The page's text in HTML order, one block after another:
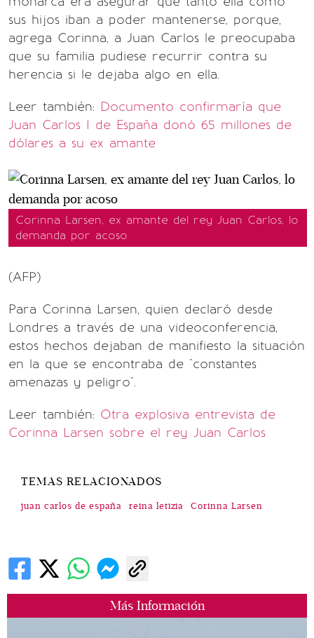
Más Información
sus hijos iban a poder mantenerse, porque,
agrega Corinna, a Juan Carlos le preocupaba
que su familia pudiese recurrir contra su
herencia si le dejaba algo en ella.
Leer también: Documento confirmaría que
Juan Carlos I de España donó 65 millones de
dólares a su ex amante
Corinna Larsen, ex amante del rey Juan Carlos, lo
demanda por acoso
(AFP)
Para Corinna Larsen, quien declaró desde
Londres a través de una videoconferencia,
estos hechos dejaban de manifiesto la situación
en la que se encontraba de "constantes
amenazas y peligro".
Leer también: Otra explosiva entrevista de
Corinna Larsen sobre el rey Juan Carlos
TEMAS RELACIONADOS
juan carlos de españa reina letizia Corinna Larsen